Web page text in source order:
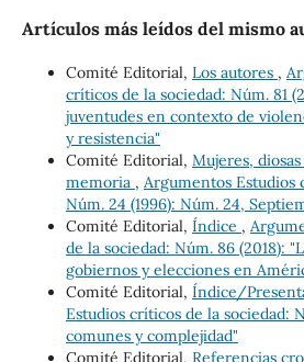
Artículos más leídos del mismo
Comité Editorial, Los autores ,
críticos de la sociedad: Núm. 81
juventudes en contexto de
y resistencia"
Comité Editorial, Mujeres,
memoria , Argumentos Estudios
Núm. 24 (1996): Núm. 24,
Comité Editorial, Índice ,
de la sociedad: Núm. 86 (2018):
gobiernos y elecciones en
Comité Editorial, Índice/
Estudios críticos de la sociedad:
comunes y complejidad"
Comité Editorial, Referencias